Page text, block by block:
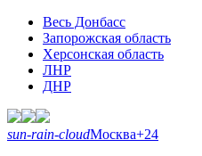
Весь Донбасс
Запорожская область
Херсонская область
ЛНР
ДНР
sun-rain-cloudМосква+24